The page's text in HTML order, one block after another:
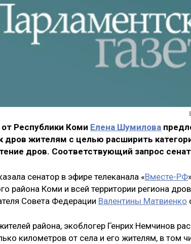
Республики Коми Елена Шумилова
дров жителям с целью расширить
дров. Соответствующий запрос
сенатор в эфире телеканала «Вместе-РФ
района Коми и всей территории региона
Совета Федерации Валентины Матвиенко
района, экоблогер Генрих Немчинов
километров от села и его жителям, в том